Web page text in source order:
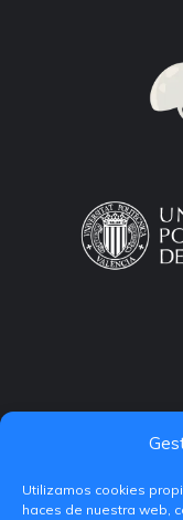
Utilizamos cookies
haces de nuestra web,